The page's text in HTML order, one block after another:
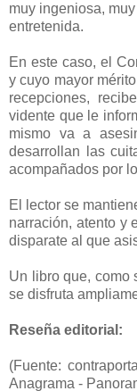
muy ingeniosa,
entretenida.
En este caso, el
y cuyo mayor
recepciones,
vidente que le
mismo va a
desarrollan las
acompañados por
El lector se
narración, atento y
disparate al que
Un libro que, como
se disfruta
Reseña editorial:
(Fuente:
Anagrama -